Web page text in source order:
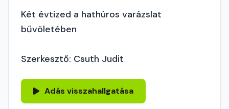
Két évtized a hathúros varázslat
bűvöletében
Szerkesztő: Csuth Judit
Adás visszahallgatása